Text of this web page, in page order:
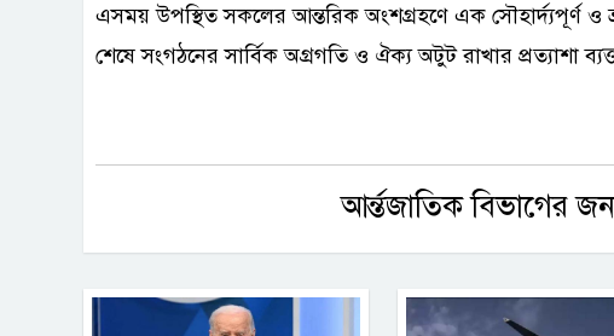
এসময় উপস্থিত সকলের আন্তরিক অংশগ্রহণে এক সৌহার্দ্যপূর্ণ ও
শেষে সংগঠনের সার্বিক অগ্রগতি ও ঐক্য অটুট রাখার প্রত্যাশা
আর্ন্তজাতিক বিভাগের